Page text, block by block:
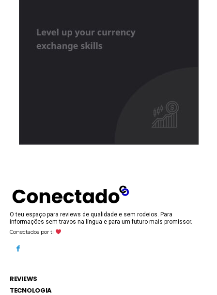
O teu espaço para reviews de qualidade e sem rodeios. Para
informações sem travos na língua e para um futuro mais promissor.
Conectados por ti
REVIEWS
TECNOLOGIA